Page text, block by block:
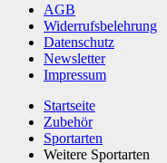
AGB
Widerrufsbelehrung
Datenschutz
Newsletter
Impressum
Startseite
Zubehör
Sportarten
Weitere Sportarten